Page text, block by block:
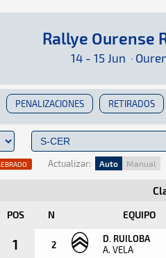
Rallye Ourense
14 - 15 Jun ·
Recalvi 2024 · S-
PENALIZACIONES RETIRADOS
Actualizar: Auto Manual
POS N EQUIPO
1 2
D. RUILOBA
A. VELA